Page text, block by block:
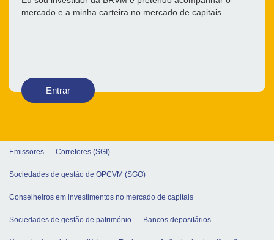
mercado e a minha carteira no mercado de capitais.
Entrar
Emissores Corretores (SGI)
Sociedades de gestão de OPCVM (SGO)
Conselheiros em investimentos no mercado de capitais
Sociedades de gestão de património Bancos depositários